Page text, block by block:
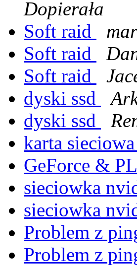
Dopierała
Soft raid
Soft raid
Soft raid
dyski ssd
dyski ssd
karta
GeForce &
sieciowka
sieciowka
Problem z
Problem z